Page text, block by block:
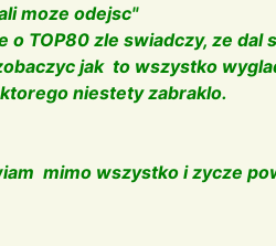
moze odejsc"
o TOP80 zle swiadczy, ze
jak to wszystko
niestety zabraklo.
mimo wszystko i zycze